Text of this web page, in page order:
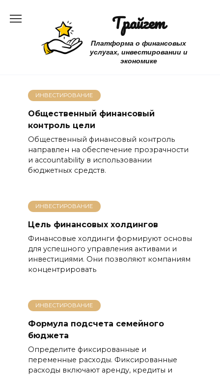
Трайгет
Платформа о финансовых
услугах, инвестировании и
экономике
ИНВЕСТИРОВАНИЕ
Общественный финансовый
контроль цели
Общественный финансовый контроль
направлен на обеспечение прозрачности
и accountability в использовании
бюджетных средств.
ИНВЕСТИРОВАНИЕ
Цель финансовых холдингов
Финансовые холдинги формируют основы
для успешного управления активами и
инвестициями. Они позволяют компаниям
концентрировать
ИНВЕСТИРОВАНИЕ
Формула подсчета семейного
бюджета
Определите фиксированные и
переменные расходы. Фиксированные
расходы включают аренду, кредиты и